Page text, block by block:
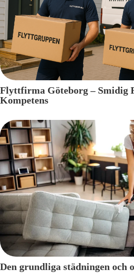
Flyttfirma Göteborg – Smidig
Kompetens
Den grundliga städningen och